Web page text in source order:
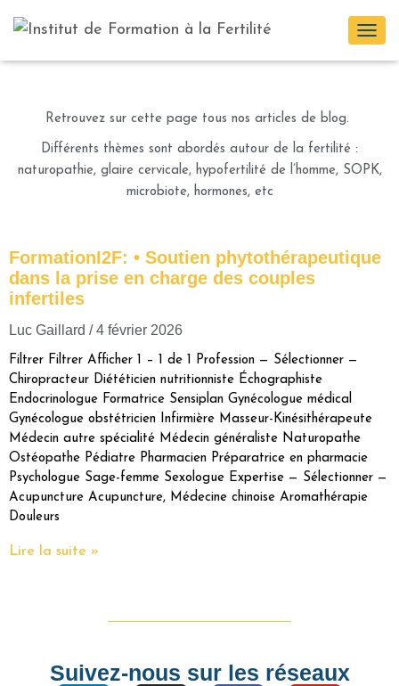
LA
Retrouvez sur cette page tous nos articles de blog.
Différents thèmes sont abordés autour de la fertilité :
naturopathie, glaire cervicale, hypofertilité de l’homme, SOPK,
microbiote, hormones, etc
FormationI2F: • Soutien phytothérapeutique
dans la prise en charge des couples
infertiles
Luc Gaillard 4 février 2026
Filtrer Filtrer Afficher 1 – 1 de 1 Profession — Sélectionner —
Chiropracteur Diététicien nutritionniste Échographiste
Endocrinologue Formatrice Sensiplan Gynécologue médical
Gynécologue obstétricien Infirmière Masseur-Kinésithérapeute
Médecin autre spécialité Médecin généraliste Naturopathe
Ostéopathe Pédiatre Pharmacien Préparatrice en pharmacie
Psychologue Sage-femme Sexologue Expertise — Sélectionner —
Acupuncture Acupuncture, Médecine chinoise Aromathérapie
Douleurs
Lire la suite »
Suivez-nous sur les réseaux